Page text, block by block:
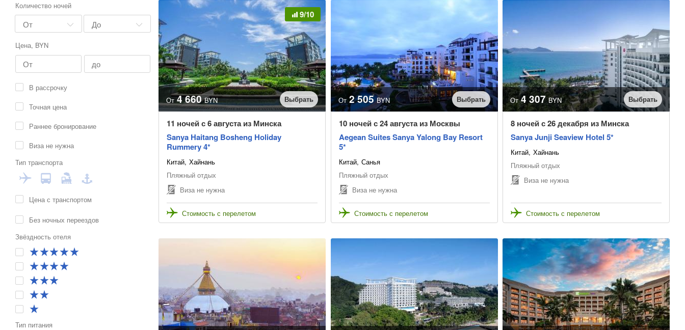
Количество ночей
Цена, BYN
В рассрочку
Точная цена
Раннее бронирование
Виза не нужна
Тип транспорта
Цена с транспортом
Без ночных переездов
Звёздность отеля
Тип питания
9/10
От 4 660 BYN Выбрать
11 ночей с 6 августа из Минска
Sanya Haitang Bosheng Holiday
Rummery 4*
Китай Хайнань
Пляжный отдых
Виза не нужна
Стоимость с перелетом
От 2 505 BYN Выбрать
10 ночей с 24 августа из Москвы
Aegean Suites Sanya Yalong Bay Resort
5*
Китай Санья
Пляжный отдых
Виза не нужна
Стоимость с перелетом
От 4 307 BYN Выбрать
8 ночей с 26 декабря из Минска
Sanya Junji Seaview Hotel 5*
Китай Хайнань
Пляжный отдых
Виза не нужна
Стоимость с перелетом